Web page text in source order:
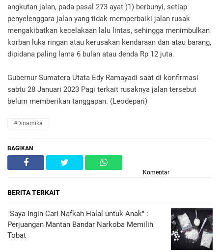
angkutan jalan, pada pasal 273 ayat )1) berbunyi, setiap
penyelenggara jalan yang tidak memperbaiki jalan rusak
mengakibatkan kecelakaan lalu lintas, sehingga menimbulkan
korban luka ringan atau kerusakan kendaraan dan atau barang,
dipidana paling lama 6 bulan atau denda Rp 12 juta.
Gubernur Sumatera Utata Edy Ramayadi saat di konfirmasi
sabtu 28 Januari 2023 Pagi terkait rusaknya jalan tersebut
belum memberikan tanggapan. (Leodepari)
#Dinamika
BAGIKAN
Komentar
BERITA TERKAIT
"Saya Ingin Cari Nafkah Halal untuk Anak" :
Perjuangan Mantan Bandar Narkoba Memilih
Tobat